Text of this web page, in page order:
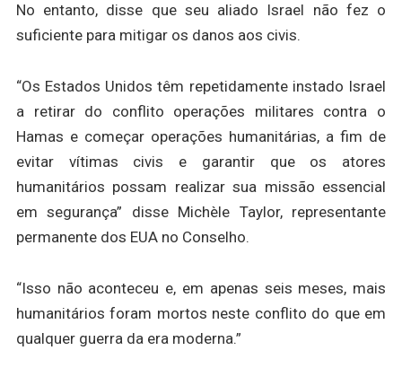
No entanto, disse que seu aliado Israel não fez o
suficiente para mitigar os danos aos civis.
“Os Estados Unidos têm repetidamente instado Israel
a retirar do conflito operações militares contra o
Hamas e começar operações humanitárias, a fim de
evitar vítimas civis e garantir que os atores
humanitários possam realizar sua missão essencial
em segurança” disse Michèle Taylor, representante
permanente dos EUA no Conselho.
“Isso não aconteceu e, em apenas seis meses, mais
humanitários foram mortos neste conflito do que em
qualquer guerra da era moderna.”